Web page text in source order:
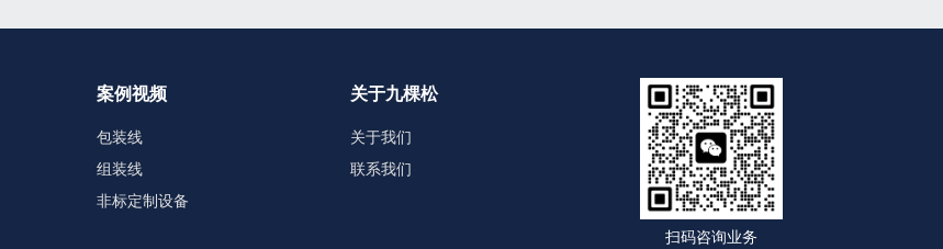
案例视频
包装线
组装线
非标定制设备
关于九棵松
关于我们
联系我们
扫码咨询业务